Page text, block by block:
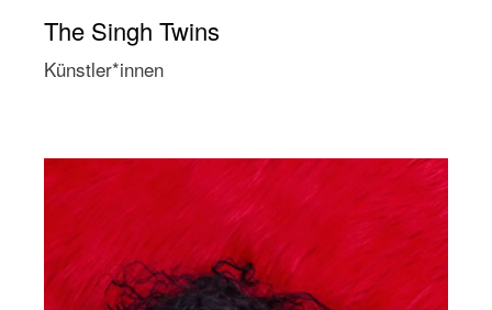
The Singh Twins
Künstler*innen